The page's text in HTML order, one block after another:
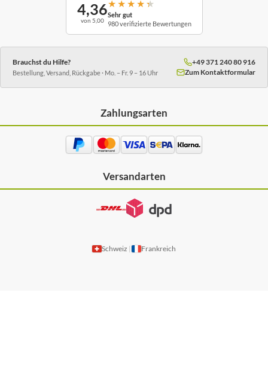
4,36
von 5,00
★ ★ ★ ★ ★
Sehr gut
980 verifizierte Bewertungen
Brauchst du Hilfe?
Bestellung, Versand, Rückgabe · Mo. – Fr. 9 – 16 Uhr
+49 371 240 80 916
Zum Kontaktformular
Zahlungsarten
Versandarten
Schweiz Frankreich